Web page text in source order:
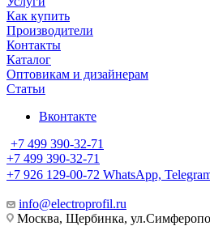
Как купить
Производители
Контакты
Каталог
Оптовикам и дизайнерам
Статьи
Вконтакте
+7 499 390-32-71
+7 499 390-32-71
+7 926 129-00-72 WhatsApp,
info@electroprofil.ru
Москва, Щербинка,